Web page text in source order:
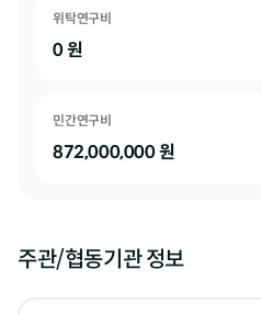
위탁연구비
0원
민간연구비
872,000,000원
주관/협동기관 정보